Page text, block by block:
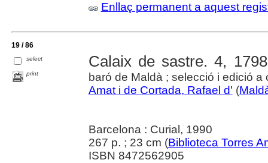
Enllaç permanent a aquest
19 / 86
select
print
Calaix de sastre. 4,
baró de Maldà ; selecció i edició
Amat i de Cortada, Rafael d' (
Barcelona : Curial, 1990
267 p. ; 23 cm (Biblioteca Torres
ISBN 8472562905